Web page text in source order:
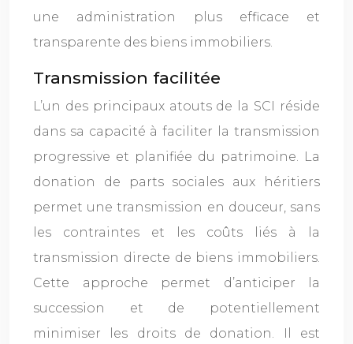
une administration plus efficace et
transparente des biens immobiliers.
Transmission facilitée
L’un des principaux atouts de la SCI réside
dans sa capacité à faciliter la transmission
progressive et planifiée du patrimoine. La
donation de parts sociales aux héritiers
permet une transmission en douceur, sans
les contraintes et les coûts liés à la
transmission directe de biens immobiliers.
Cette approche permet d’anticiper la
succession et de potentiellement
minimiser les droits de donation. Il est